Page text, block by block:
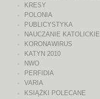
KRESY
POLONIA
PUBLICYSTYKA
NAUCZANIE KATOLICKIE
KORONAWIRUS
KATYN 2010
NWO
PERFIDIA
VARIA
KSIĄŻKI POLECANE